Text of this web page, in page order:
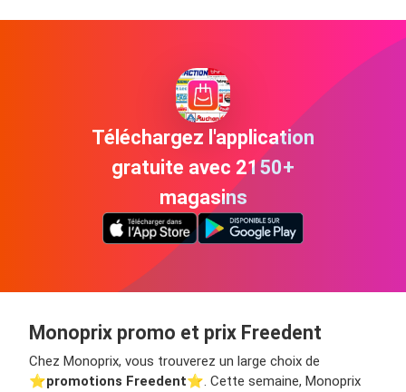
Téléchargez l'application
gratuite avec 2150+
magasins
Monoprix promo et prix Freedent
Chez Monoprix, vous trouverez un large choix de
⭐️promotions Freedent⭐️. Cette semaine, Monoprix